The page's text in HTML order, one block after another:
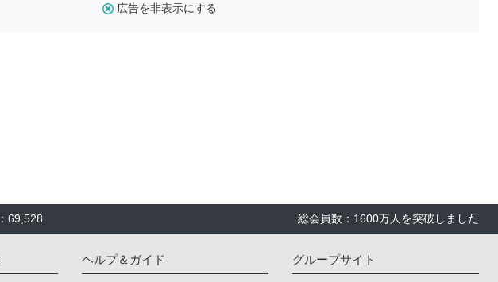
広告を非表示にする
69,528 総会員数：1600万人を突破しました
ヘルプ＆ガイド グループサイト